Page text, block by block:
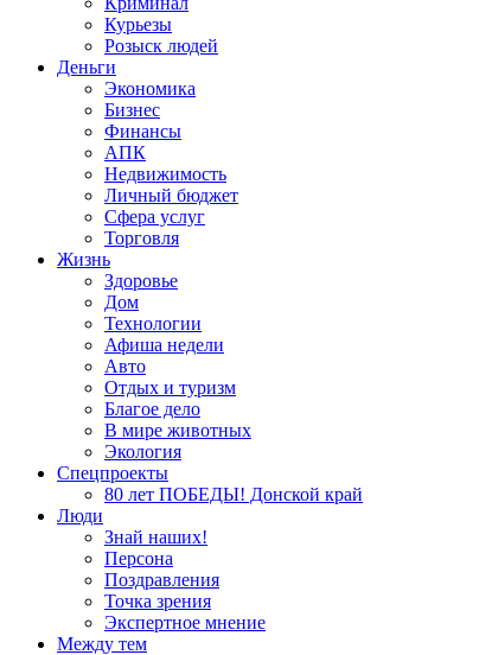
Курьезы
Розыск людей
Деньги
Экономика
Бизнес
Финансы
АПК
Недвижимость
Личный бюджет
Сфера услуг
Торговля
Жизнь
Здоровье
Дом
Технологии
Афиша недели
Авто
Отдых и туризм
Благое дело
В мире животных
Экология
Спецпроекты
80 лет ПОБЕДЫ! Донской край
Люди
Знай наших!
Персона
Поздравления
Точка зрения
Экспертное мнение
Между тем